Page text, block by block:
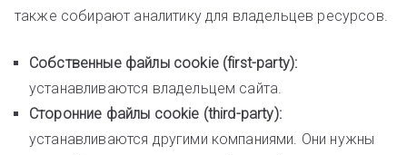
также собирают аналитику для владельцев ресурсов.
Собственные файлы cookie (first-party):
устанавливаются владельцем сайта.
Сторонние файлы cookie (third-party):
устанавливаются другими компаниями. Они нужны